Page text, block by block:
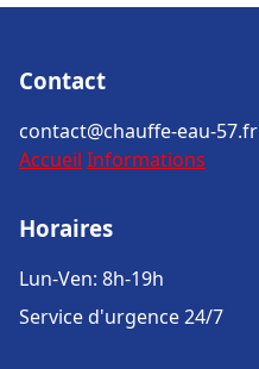
Contact
contact@chauffe-eau-57.fr
Accueil Informations
Horaires
Lun-Ven: 8h-19h
Service d'urgence 24/7